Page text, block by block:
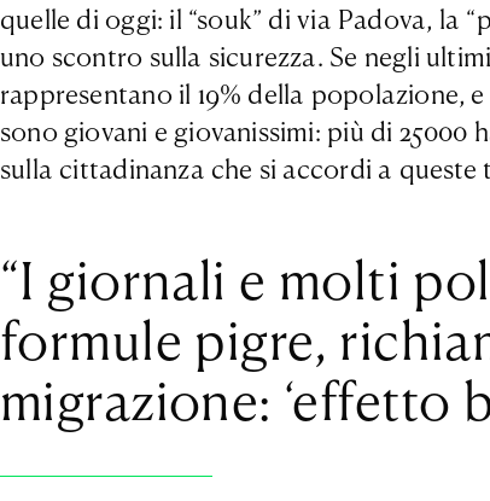
quelle di oggi: il “souk” di via Padova, la
uno scontro sulla sicurezza. Se negli
rappresentano il 19% della popolazione,
sono giovani e giovanissimi: più di 25000
sulla cittadinanza che si accordi a
“I giornali e molti
formule pigre,
migrazione: ‘effetto